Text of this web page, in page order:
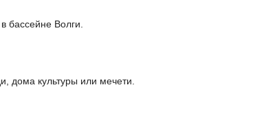
бассейне Волги.
дома культуры или мечети.